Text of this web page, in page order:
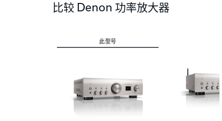
比较 Denon 功率放大器
此型号